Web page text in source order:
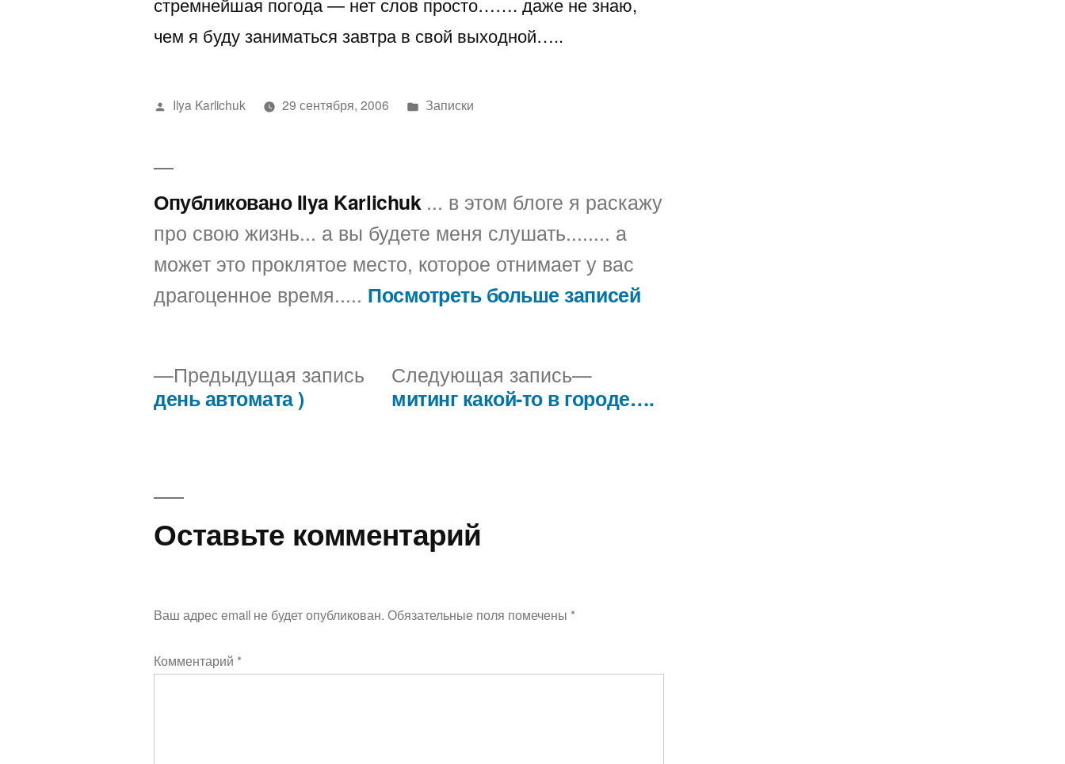
чем я буду заниматься завтра в свой выходной…..
Написано
Ilya Karlichuk 29 сентября, 2006
Написано
Записки
Опубликовано Ilya Karlichuk ... в этом блоге я раскажу
про свою жизнь... а вы будете меня слушать........ а
может это проклятое место, которое отнимает у вас
драгоценное время..... Посмотреть больше записей
Навигация
записям
Предыдущая запись Предыдущая
запись:
день автомата )
Следующая запись
Следующая
запись:
митинг какой-то в городе….
Оставьте комментарий
Ваш адрес email не будет опубликован. Обязательные поля помечены *
Комментарий *